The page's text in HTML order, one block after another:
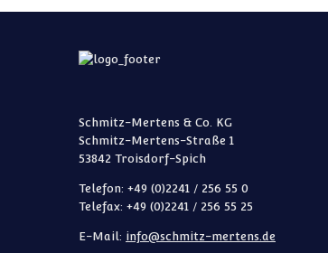
Schmitz-Mertens & Co. KG
Schmitz-Mertens-Straße 1
53842 Troisdorf-Spich
Telefon: +49 (0)2241 / 256 55 0
Telefax: +49 (0)2241 / 256 55 25
E-Mail: info@schmitz-mertens.de